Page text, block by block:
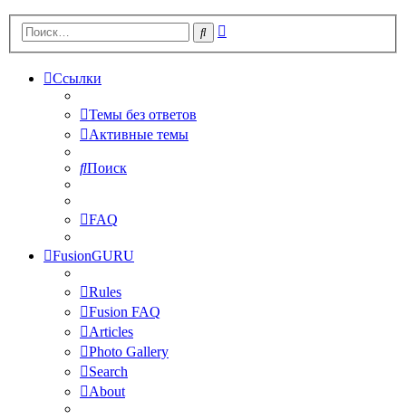
Поиск
Ссылки
Темы без ответов
Активные темы
Поиск
FAQ
FusionGURU
Rules
Fusion FAQ
Articles
Photo Gallery
Search
About